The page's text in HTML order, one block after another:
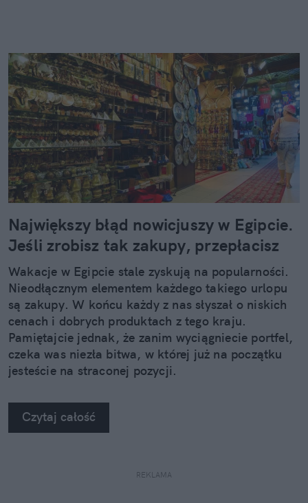
Największy błąd nowicjuszy w Egipcie.
Jeśli zrobisz tak zakupy, przepłacisz
Wakacje w Egipcie stale zyskują na popularności.
Nieodłącznym elementem każdego takiego urlopu
są zakupy. W końcu każdy z nas słyszał o niskich
cenach i dobrych produktach z tego kraju.
Pamiętajcie jednak, że zanim wyciągniecie portfel,
czeka was niezła bitwa, w której już na początku
jesteście na straconej pozycji.
Czytaj całość
REKLAMA